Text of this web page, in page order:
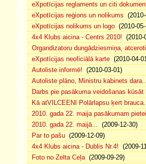
eXpotīcijas reglaments un citi
eXpotīcijas reģions un nolikums
eXpotīcijas nolikums un logo (2010-
4x4 Klubs aicina - Centrs 2010! (2010-
Organdizatoru dungādziesmiņa,
eXpotīcijas neoficiālā karte (2010-04-
Autoliste informē! (2010-03-01)
Autoliste plāno, Ministru kabinets
Darbs pie pasākuma veidošanas kūsāt
Kā atVILCEENI Polārlapsu ķert
2010. gada 22. maija pasākumam
2010. gada 22. maijā... (2009-12-30)
Par to pašu (2009-12-09)
4x4 Klubs aicina - Dublis Nr.4! (2009-
Foto no Zelta Ceļa(2009-09-29)